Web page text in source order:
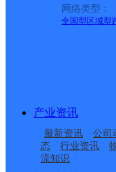
网络类型：
全国型 区域型
产业资讯
最新资讯
公司
态
行业资讯
流知识
中国邮
便民服务站
四川德昌县
便民服务分部
德昌县麻栗